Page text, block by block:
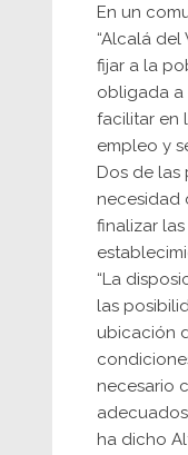
En un
“Alcalá
fijar a la
obligada a
facilitar en
empleo y
Dos de las
necesidad
finalizar
“La
las
ubicación
necesario
ha dicho